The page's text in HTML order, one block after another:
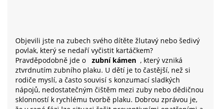
Objevili jste na zubech svého dítěte žlutavý nebo šedivý
povlak, který se nedaří vyčistit kartáčkem?
Pravděpodobně jde o
zubní kámen , který vzniká
ztvrdnutím zubního plaku. U dětí je to častější, než si
rodiče myslí, a často souvisí s konzumací sladkých
nápojů, nedostatečným čištěm mezi zuby nebo dědičnou
sklonností k rychlému tvorbě plaku. Dobrou zprávou je,